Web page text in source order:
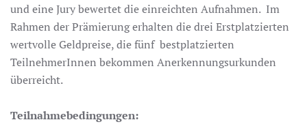
und eine Jury bewertet die einreichten Aufnahmen. Im
Rahmen der Prämierung erhalten die drei Erstplatzierten
wertvolle Geldpreise, die fünf bestplatzierten
TeilnehmerInnen bekommen Anerkennungsurkunden
überreicht.
Teilnahmebedingungen: